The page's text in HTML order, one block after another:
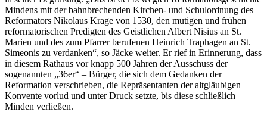
Mindens mit der bahnbrechenden Kirchen- und Schulordnung des
Reformators Nikolaus Krage von 1530, den mutigen und frühen
reformatorischen Predigten des Geistlichen Albert Nisius an St.
Marien und des zum Pfarrer berufenen Heinrich Traphagen an St.
Simeonis zu verdanken“, so Jäcke weiter. Er rief in Erinnerung, dass
in diesem Rathaus vor knapp 500 Jahren der Ausschuss der
sogenannten „36er“ – Bürger, die sich dem Gedanken der
Reformation verschrieben, die Repräsentanten der altgläubigen
Konvente vorlud und unter Druck setzte, bis diese schließlich
Minden verließen.